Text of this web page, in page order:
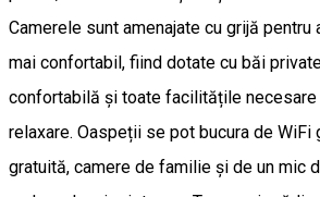
Camerele sunt amenajate cu grijă pentru
mai confortabil, fiind dotate cu băi
confortabilă și toate facilitățile necesare
relaxare. Oaspeții se pot bucura de WiFi
gratuită, camere de familie și de un mic